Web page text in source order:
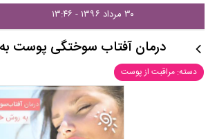
۳۰ مرداد ۱۳۹۶ - ۱۳:۴۶
درمان آفتاب سوختگی پوست
دسته: مراقبت از پوست